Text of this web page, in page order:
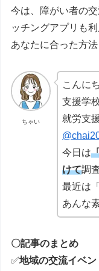
今は、障がい者の
ッチングアプリも利
あなたに合った方
ちゃい
こんに
支援学
就労支
今日は
けて調
最近は
あんな
〇記事のまとめ
✅地域の交流イベン